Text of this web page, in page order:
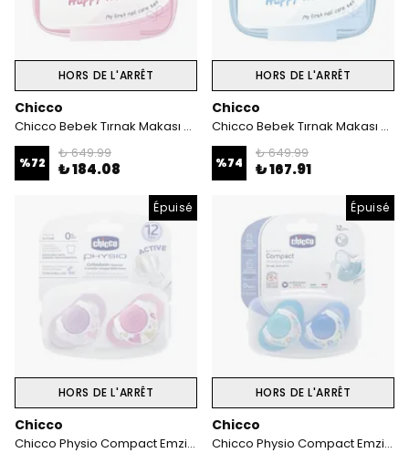
HORS DE L'ARRÊT
Chicco
Chicco Bebek Tırnak Makası Pembe
%72
₺ 649.99
₺ 184.08
HORS DE L'ARRÊT
Chicco
Chicco Bebek Tırnak Makası Mavi
%74
₺ 649.99
₺ 167.91
Épuisé
HORS DE L'ARRÊT
Chicco
Chicco Physio Compact Emzik 12 ay+ (Pembe) 2'li
Épuisé
HORS DE L'ARRÊT
Chicco
Chicco Physio Compact Emzik 12 ay+ (Mavi)